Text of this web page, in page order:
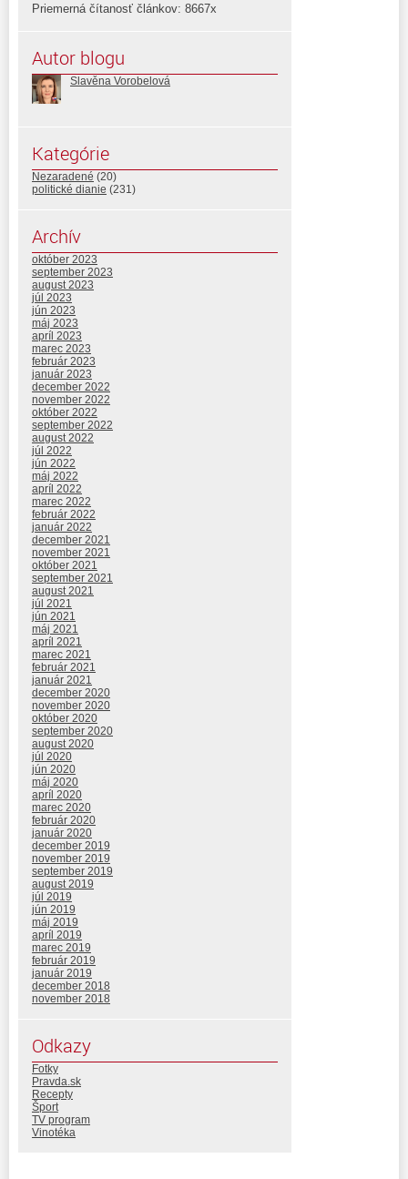
Priemerná čítanosť článkov: 8667x
Autor blogu
Slavěna Vorobelová
Kategórie
Nezaradené (20)
politické dianie (231)
Archív
október 2023
september 2023
august 2023
júl 2023
jún 2023
máj 2023
apríl 2023
marec 2023
február 2023
január 2023
december 2022
november 2022
október 2022
september 2022
august 2022
júl 2022
jún 2022
máj 2022
apríl 2022
marec 2022
február 2022
január 2022
december 2021
november 2021
október 2021
september 2021
august 2021
júl 2021
jún 2021
máj 2021
apríl 2021
marec 2021
február 2021
január 2021
december 2020
november 2020
október 2020
september 2020
august 2020
júl 2020
jún 2020
máj 2020
apríl 2020
marec 2020
február 2020
január 2020
december 2019
november 2019
september 2019
august 2019
júl 2019
jún 2019
máj 2019
apríl 2019
marec 2019
február 2019
január 2019
december 2018
november 2018
Odkazy
Fotky
Pravda.sk
Recepty
Šport
TV program
Vinotéka